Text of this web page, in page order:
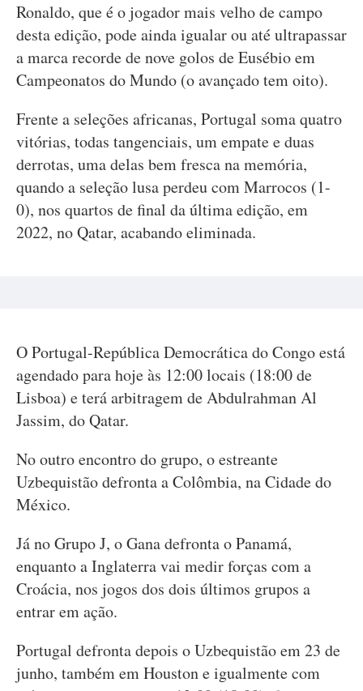
Ronaldo, que é o jogador mais velho de campo
desta edição, pode ainda igualar ou até ultrapassar
a marca recorde de nove golos de Eusébio em
Campeonatos do Mundo (o avançado tem oito).
Frente a seleções africanas, Portugal soma quatro
vitórias, todas tangenciais, um empate e duas
derrotas, uma delas bem fresca na memória,
quando a seleção lusa perdeu com Marrocos (1-
0), nos quartos de final da última edição, em
2022, no Qatar, acabando eliminada.
O Portugal-República Democrática do Congo está
agendado para hoje às 12:00 locais (18:00 de
Lisboa) e terá arbitragem de Abdulrahman Al
Jassim, do Qatar.
No outro encontro do grupo, o estreante
Uzbequistão defronta a Colômbia, na Cidade do
México.
Já no Grupo J, o Gana defronta o Panamá,
enquanto a Inglaterra vai medir forças com a
Croácia, nos jogos dos dois últimos grupos a
entrar em ação.
Portugal defronta depois o Uzbequistão em 23 de
junho, também em Houston e igualmente com